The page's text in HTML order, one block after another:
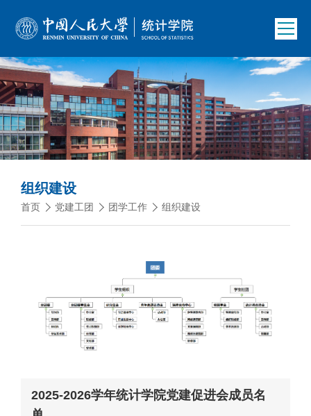
组织建设
首页 党建工团 团学工作 组织建设
2025-2026学年统计学院党建促进会成员名